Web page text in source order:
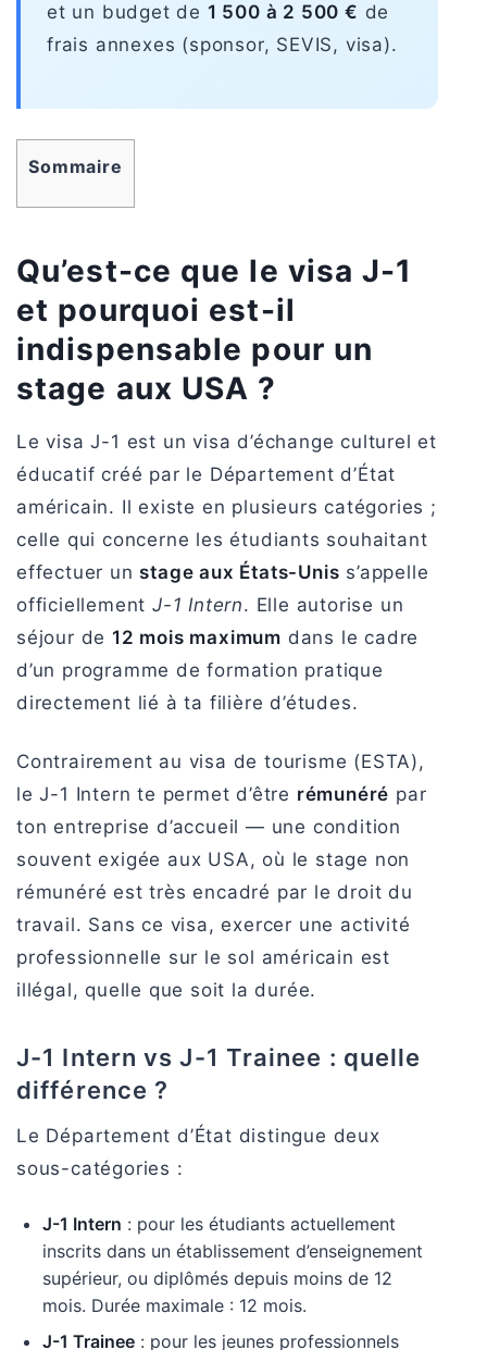
et un budget de 1 500 à 2 500 € de
frais annexes (sponsor, SEVIS, visa).
Sommaire
Qu’est-ce que le visa J-1
et pourquoi est-il
indispensable pour un
stage aux USA ?
Le visa J-1 est un visa d’échange culturel et
éducatif créé par le Département d’État
américain. Il existe en plusieurs catégories ;
celle qui concerne les étudiants souhaitant
effectuer unstage aux États-Unis s’appelle
officiellementJ-1 Intern. Elle autorise un
séjour de 12 mois maximum dans le cadre
d’un programme de formation pratique
directement lié à ta filière d’études.
Contrairement au visa de tourisme (ESTA),
le J-1 Intern te permet d’être rémunéré par
ton entreprise d’accueil — une condition
souvent exigée aux USA, où le stage non
rémunéré est très encadré par le droit du
travail. Sans ce visa, exercer une activité
professionnelle sur le sol américain est
illégal, quelle que soit la durée.
J-1 Intern vs J-1 Trainee : quelle
différence ?
Le Département d’État distingue deux
sous-catégories :
J-1 Intern : pour les étudiants actuellement
inscrits dans un établissement d’enseignement
supérieur, ou diplômés depuis moins de 12
mois. Durée maximale : 12 mois.
J-1 Trainee : pour les jeunes professionnels